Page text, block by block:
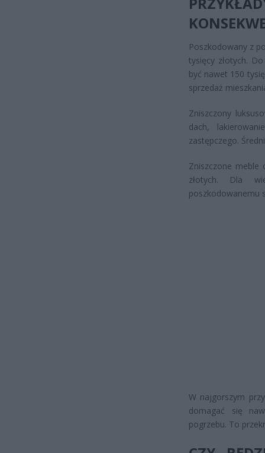
Poszkodowany z
tysięcy złotych.
być nawet 150
sprzedaż
Zniszczony
dach,
zastępczego.
Zniszczone
złotych. Dla
poszkodowanemu
W najgorszym
domagać się
pogrzebu. To